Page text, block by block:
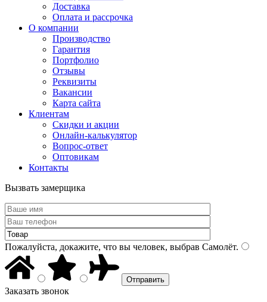
Доставка
Оплата и рассрочка
О компании
Производство
Гарантия
Портфолио
Отзывы
Реквизиты
Вакансии
Карта сайта
Клиентам
Скидки и акции
Онлайн-калькулятор
Вопрос-ответ
Оптовикам
Контакты
Вызвать замерщика
Пожалуйста, докажите, что вы человек, выбрав Самолёт.
Заказать звонок